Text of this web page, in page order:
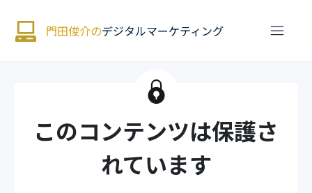
門田俊介のデジタルマーケティング
このコンテンツは保護さ
れています